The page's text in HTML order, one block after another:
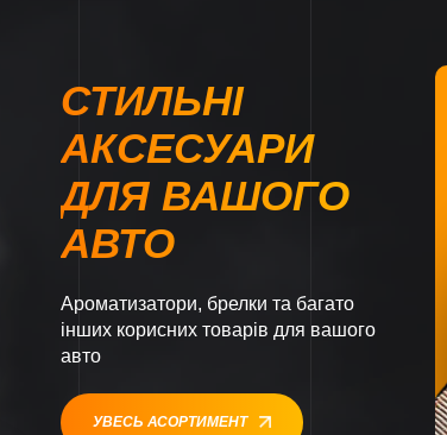
СТИЛЬНІ
АКСЕСУАРИ
ДЛЯ ВАШОГО
АВТО
Ароматизатори, брелки та багато
інших корисних товарів для вашого
авто
УВЕСЬ АСОРТИМЕНТ